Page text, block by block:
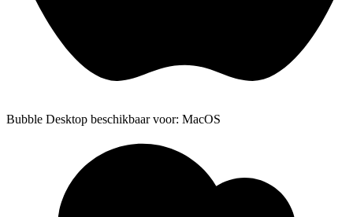
Bubble Desktop beschikbaar voor: MacOS